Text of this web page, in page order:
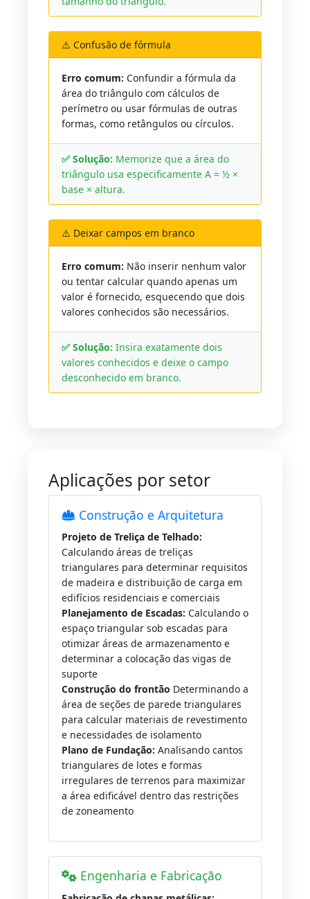
⚠️ Confusão de fórmula
Erro comum: Confundir a fórmula da
área do triângulo com cálculos de
perímetro ou usar fórmulas de outras
formas, como retângulos ou círculos.
✅ Solução: Memorize que a área do
triângulo usa especificamente A = ½ ×
base × altura.
⚠️ Deixar campos em branco
Erro comum: Não inserir nenhum valor
ou tentar calcular quando apenas um
valor é fornecido, esquecendo que dois
valores conhecidos são necessários.
✅ Solução: Insira exatamente dois
valores conhecidos e deixe o campo
desconhecido em branco.
Aplicações por setor
Construção e Arquitetura
Projeto de Treliça de Telhado:
Calculando áreas de treliças
triangulares para determinar requisitos
de madeira e distribuição de carga em
edifícios residenciais e comerciais
Planejamento de Escadas: Calculando o
espaço triangular sob escadas para
otimizar áreas de armazenamento e
determinar a colocação das vigas de
suporte
Construção do frontão Determinando a
área de seções de parede triangulares
para calcular materiais de revestimento
e necessidades de isolamento
Plano de Fundação: Analisando cantos
triangulares de lotes e formas
irregulares de terrenos para maximizar
a área edificável dentro das restrições
de zoneamento
Engenharia e Fabricação